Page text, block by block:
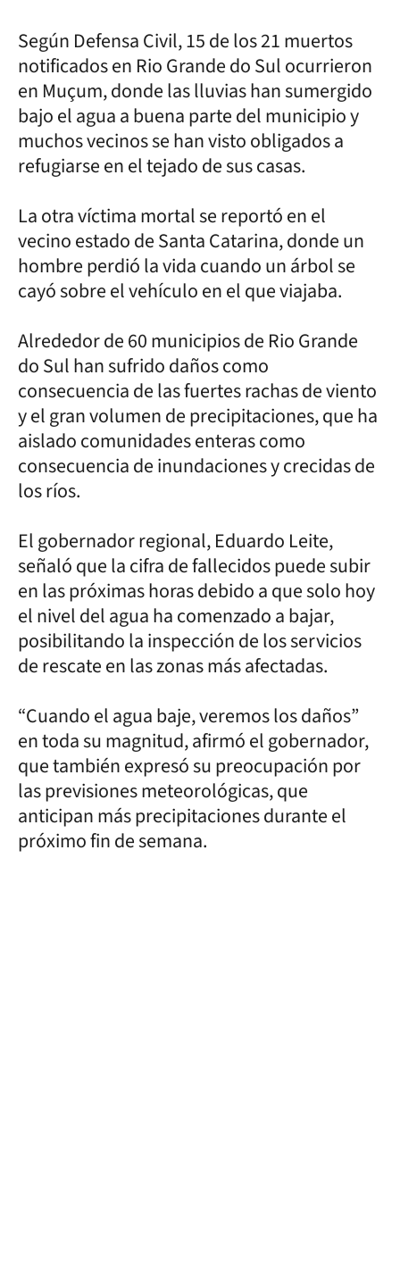
Según Defensa Civil, 15 de los 21 muertos
notificados en Rio Grande do Sul ocurrieron
en Muçum, donde las lluvias han sumergido
bajo el agua a buena parte del municipio y
muchos vecinos se han visto obligados a
refugiarse en el tejado de sus casas.
La otra víctima mortal se reportó en el
vecino estado de Santa Catarina, donde un
hombre perdió la vida cuando un árbol se
cayó sobre el vehículo en el que viajaba.
Alrededor de 60 municipios de Rio Grande
do Sul han sufrido daños como
consecuencia de las fuertes rachas de viento
y el gran volumen de precipitaciones, que ha
aislado comunidades enteras como
consecuencia de inundaciones y crecidas de
los ríos.
El gobernador regional, Eduardo Leite,
señaló que la cifra de fallecidos puede subir
en las próximas horas debido a que solo hoy
el nivel del agua ha comenzado a bajar,
posibilitando la inspección de los servicios
de rescate en las zonas más afectadas.
“Cuando el agua baje, veremos los daños”
en toda su magnitud, afirmó el gobernador,
que también expresó su preocupación por
las previsiones meteorológicas, que
anticipan más precipitaciones durante el
próximo fin de semana.